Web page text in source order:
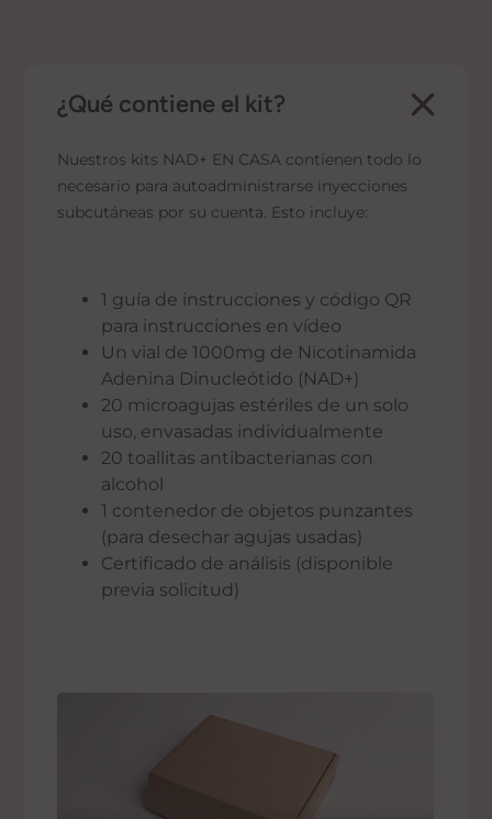
¿Qué contiene el kit?
Nuestros kits NAD+ EN CASA contienen todo lo
necesario para autoadministrarse inyecciones
subcutáneas por su cuenta. Esto incluye:
1 guía de instrucciones y código QR
para instrucciones en vídeo
Un vial de 1000mg de Nicotinamida
Adenina Dinucleótido (NAD+)
20 microagujas estériles de un solo
uso, envasadas individualmente
20 toallitas antibacterianas con
alcohol
1 contenedor de objetos punzantes
(para desechar agujas usadas)
Certificado de análisis (disponible
previa solicitud)